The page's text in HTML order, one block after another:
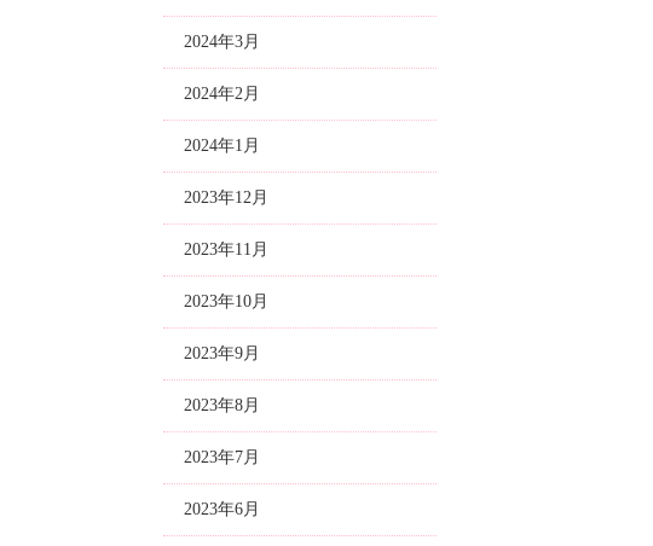
2024年3月
2024年2月
2024年1月
2023年12月
2023年11月
2023年10月
2023年9月
2023年8月
2023年7月
2023年6月